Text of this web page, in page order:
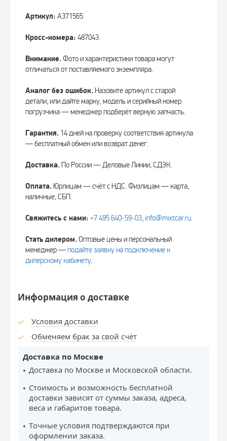
Артикул: A371565
Кросс-номера: 487043.
Внимание.Фото и характеристики товара могут
отличаться от поставляемого экземпляра.
Аналог без ошибок.Назовите артикул с старой
детали, или дайте марку, модель и серийный номер
погрузчика — менеджер подберёт верную запчасть.
Гарантия. 14 дней на проверку соответствия артикула
— бесплатный обмен или возврат денег.
Доставка.По России — Деловые Линии, СДЭК.
Оплата. Юрлицам — счёт с НДС. Физлицам — карта,
наличные, СБП.
Свяжитесь с нами: +7 495 640‑59‑03, info@mixtcar.ru.
Стать дилером.Оптовые цены и персональный
менеджер —подайте заявку на подключение к
дилерскому кабинету.
Информация о доставке
Условия доставки
Обменяем брак за свой счёт
Доставка по Москве
Доставка по Москве и Московской области.
Стоимость и возможность бесплатной
доставки зависят от суммы заказа, адреса,
веса и габаритов товара.
Точные условия подтверждаются при
оформлении заказа.